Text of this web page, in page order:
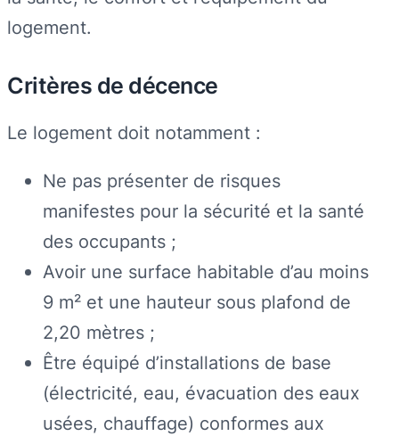
logement.
Critères de décence
Le logement doit notamment :
Ne pas présenter de risques
manifestes pour la sécurité et la santé
des occupants ;
Avoir une surface habitable d’au moins
9 m² et une hauteur sous plafond de
2,20 mètres ;
Être équipé d’installations de base
(électricité, eau, évacuation des eaux
usées, chauffage) conformes aux